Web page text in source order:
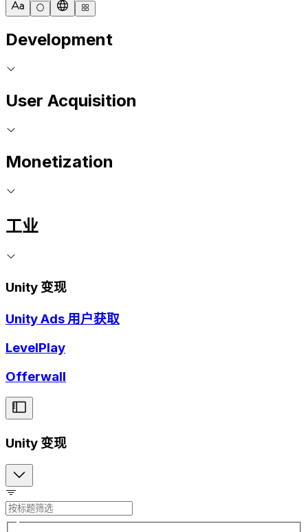
Development
User Acquisition
Monetization
工业
Unity 变现
Unity Ads 用户获取
LevelPlay
Offerwall
Unity 变现